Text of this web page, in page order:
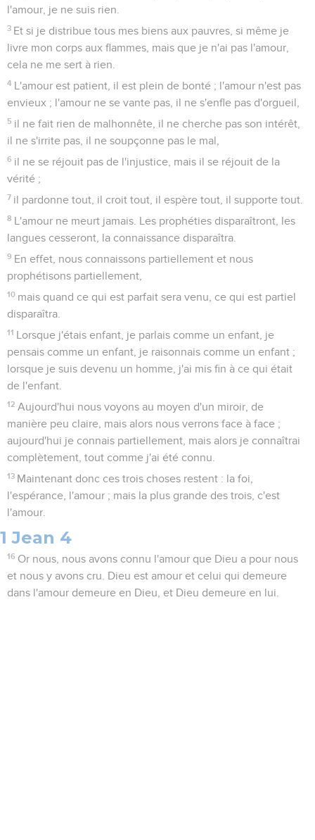
l'amour, je ne suis rien.
3 Et si je distribue tous mes biens aux pauvres, si même je
livre mon corps aux flammes, mais que je n'ai pas l'amour,
cela ne me sert à rien.
4
L'amour est patient, il est plein de bonté ; l'amour n'est pas
envieux ; l'amour ne se vante pas, il ne s'enfle pas d'orgueil,
5 il ne fait rien de malhonnête, il ne cherche pas son intérêt,
il ne s'irrite pas, il ne soupçonne pas le mal,
6 il ne se réjouit pas de l'injustice, mais il se réjouit de la
vérité ;
7 il pardonne tout, il croit tout, il espère tout, il supporte tout.
8
L'amour ne meurt jamais. Les prophéties disparaîtront, les
langues cesseront, la connaissance disparaîtra.
9 En effet, nous connaissons partiellement et nous
prophétisons partiellement,
10 mais quand ce qui est parfait sera venu, ce qui est partiel
disparaîtra.
11
Lorsque j'étais enfant, je parlais comme un enfant, je
pensais comme un enfant, je raisonnais comme un enfant ;
lorsque je suis devenu un homme, j'ai mis fin à ce qui était
de l'enfant.
12 Aujourd'hui nous voyons au moyen d'un miroir, de
manière peu claire, mais alors nous verrons face à face ;
aujourd'hui je connais partiellement, mais alors je connaîtrai
complètement, tout comme j'ai été connu.
13 Maintenant donc ces trois choses restent : la foi,
l'espérance, l'amour ; mais la plus grande des trois, c'est
l'amour.
1 Jean 4
16 Or nous, nous avons connu l'amour que Dieu a pour nous
et nous y avons cru. Dieu est amour et celui qui demeure
dans l'amour demeure en Dieu, et Dieu demeure en lui.